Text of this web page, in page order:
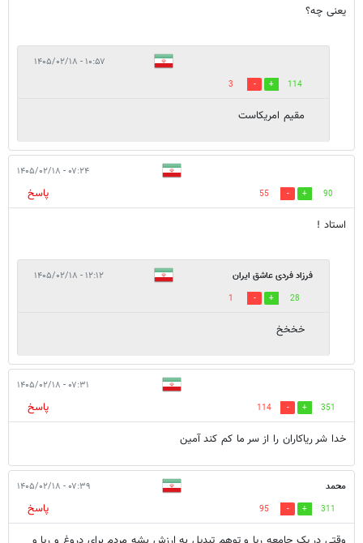
یعنی چه؟
۱۰:۵۷ - ۱۴۰۵/۰۲/۱۸
114
3
مقیم امریکاست
۰۷:۲۴ - ۱۴۰۵/۰۲/۱۸
90
55
پاسخ
استاد !
فرزاد فردی عاشق ایران ۱۲:۱۲ - ۱۴۰۵/۰۲/۱۸
28
1
خخخخ
۰۷:۳۱ - ۱۴۰۵/۰۲/۱۸
351
114
پاسخ
خدا شر ریاکاران را از سر ما کم کند آمین
محمد ۰۷:۳۹ - ۱۴۰۵/۰۲/۱۸
311
95
پاسخ